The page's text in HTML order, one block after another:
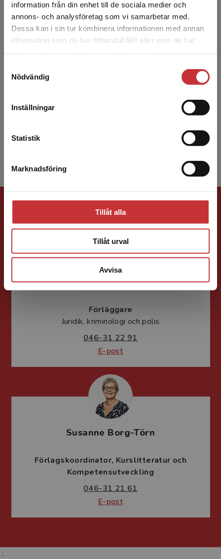
information från din enhet till de sociala medier och
annons- och analysföretag som vi samarbetar med.
Dessa kan i sin tur kombinera informationen med annan
information som du har tillhandahållit eller som de har
Nödvändig
Inställningar
Statistik
Marknadsföring
Tillåt alla
Tillåt urval
Avvisa
Det verkar som att du besöker
studentlitteratur.se via en enhet utanför Sverige.
Vi erbjuder inte leveranser utanför Sverige. För
att kunna slutföra ett köp måste
Institutionen för rättsvetenskap,
etablerad forskare med gedige...
Förlagskontakt
Mareike Persson
Förläggare
Juridik, kriminologi och polis
046-31 22 91
E-post
Susanne Borg-Törn
Förlagskoordinator Kurslitteratur och
Kompetensutveckling
046-31 21 61
E-post
;